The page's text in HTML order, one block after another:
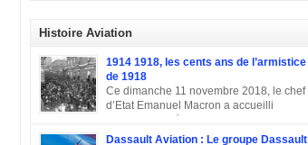
Histoire Aviation
1914 1918, les cents ans de l’armistice
de 1918
Ce dimanche 11 novembre 2018, le chef
d’Etat Emanuel Macron a accueilli
commémoration du centenaire de l’armistice de la
Dassault Aviation : Le groupe Dassault